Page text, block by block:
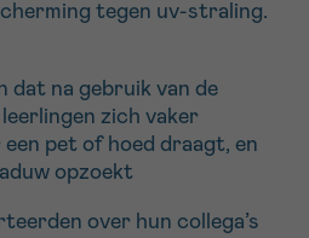
tegen uv-straling.
dat na gebruik van de
zich vaker
pet of hoed draagt, en
opzoekt
over hun collega’s